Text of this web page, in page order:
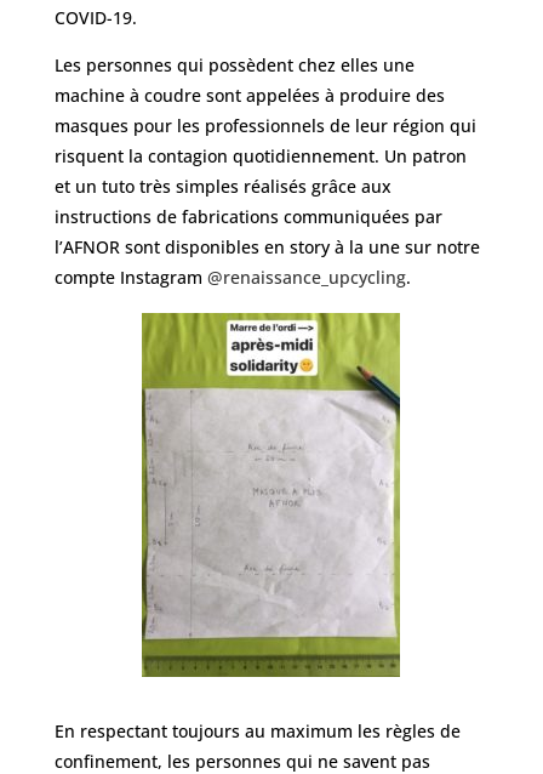
COVID-19.
Les personnes qui possèdent chez elles une
machine à coudre sont appelées à produire des
masques pour les professionnels de leur région qui
risquent la contagion quotidiennement. Un patron
et un tuto très simples réalisés grâce aux
instructions de fabrications communiquées par
l’AFNOR sont disponibles en story à la une sur notre
compte Instagram @renaissance_upcycling.
En respectant toujours au maximum les règles de
confinement, les personnes qui ne savent pas